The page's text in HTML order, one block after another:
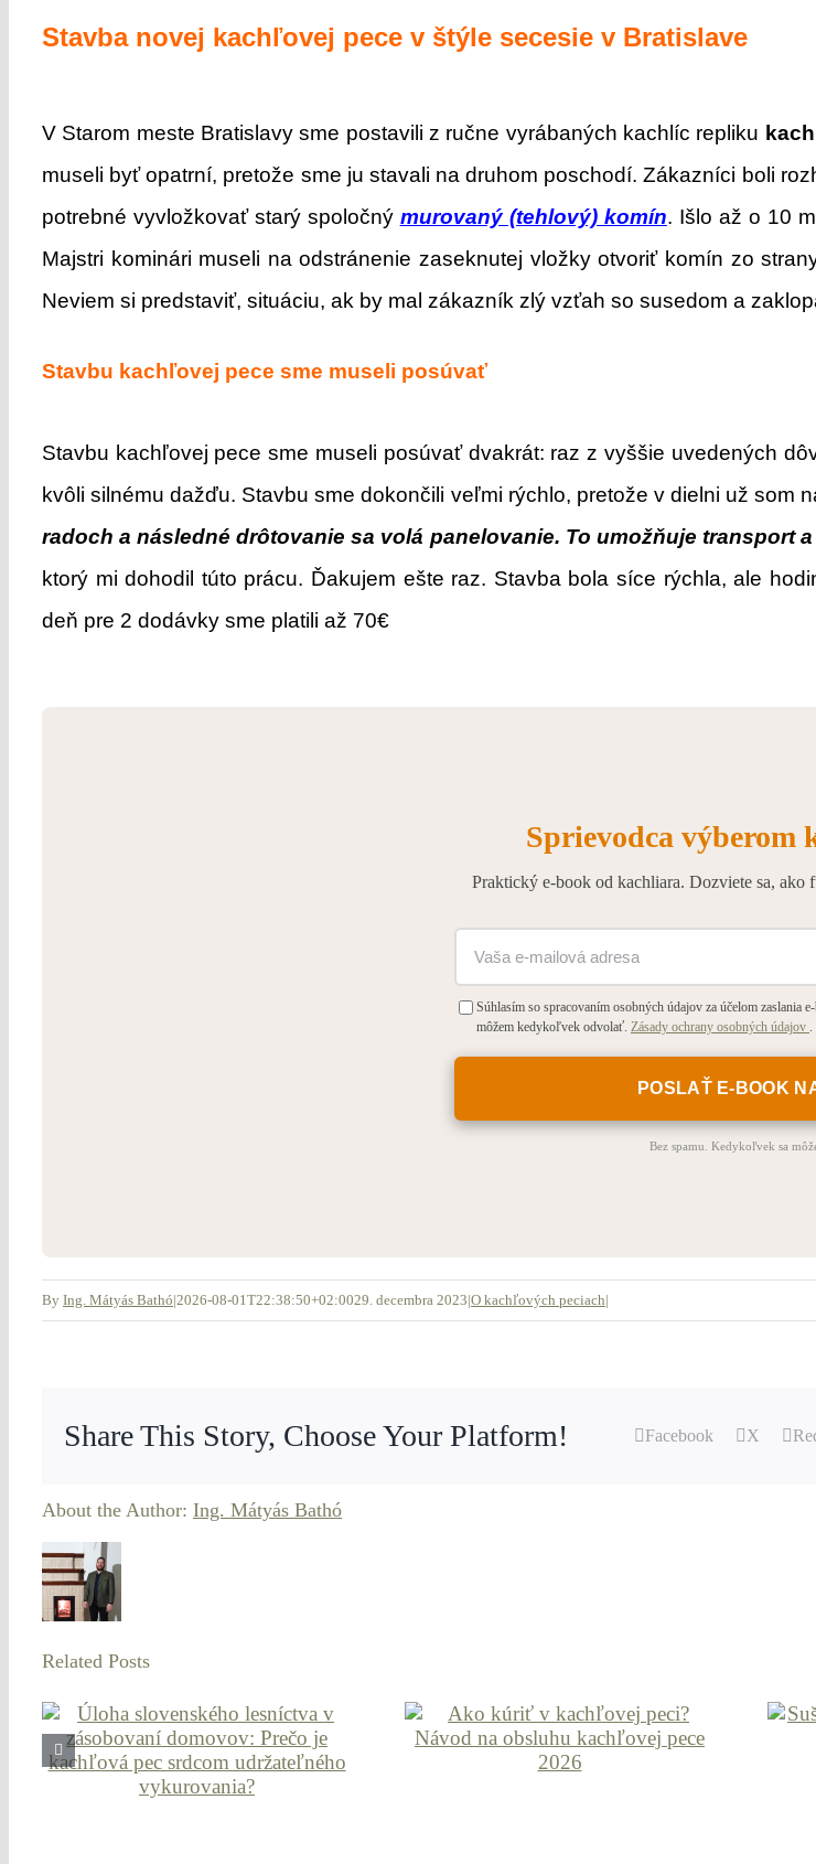
Stavba novej kachľovej pece v štýle secesie v Bratislave
V Starom meste Bratislavy sme postavili z ručne vyrábaných kachlíc repliku
museli byť opatrní, pretože sme ju stavali na druhom poschodí. Zákazníci boli
potrebné vyvložkovať starý spoločný murovaný (tehlový) komín. Išlo až o 10
Majstri kominári museli na odstránenie zaseknutej vložky otvoriť komín zo
Neviem si predstaviť, situáciu, ak by mal zákazník zlý vzťah so susedom a
Stavbu kachľovej pece sme museli posúvať
Stavbu kachľovej pece sme museli posúvať dvakrát: raz z vyššie uvedených
kvôli silnému dažďu. Stavbu sme dokončili veľmi rýchlo, pretože v dielni už som
radoch a následné drôtovanie sa volá panelovanie. To umožňuje transport
ktorý mi dohodil túto prácu. Ďakujem ešte raz. Stavba bola síce rýchla, ale
deň pre 2 dodávky sme platili až 70€
Sprievodca výberom
Praktický e-book od kachliara. Dozviete sa, ako
Súhlasím so spracovaním osobných údajov za účelom zaslania
môžem kedykoľvek odvolať. Zásady ochrany osobných údajov
Bez spamu. Kedykoľvek sa
By Ing. Mátyás Bathó|2026-08-01T22:38:50+02:0029. decembra 2023|O kachľových peciach|
Share This Story, Choose Your Platform! Facebook X
About the Author: Ing. Mátyás Bathó
Related Posts